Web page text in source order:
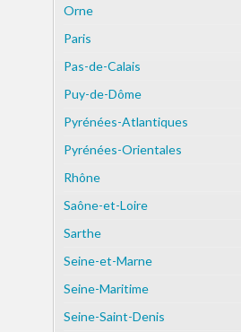
Orne
Paris
Pas-de-Calais
Puy-de-Dôme
Pyrénées-Atlantiques
Pyrénées-Orientales
Rhône
Saône-et-Loire
Sarthe
Seine-et-Marne
Seine-Maritime
Seine-Saint-Denis